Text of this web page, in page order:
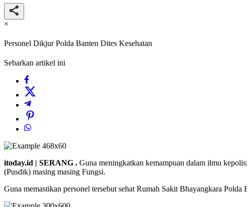
×
Personel Dikjur Polda Banten Dites Kesehatan
Sebarkan artikel ini
itoday.id | SERANG . Guna meningkatkan kemampuan dalam ilmu
(Pusdik) masing masing Fungsi.
Guna memastikan personel tersebut sehat Rumah Sakit Bhayangkara